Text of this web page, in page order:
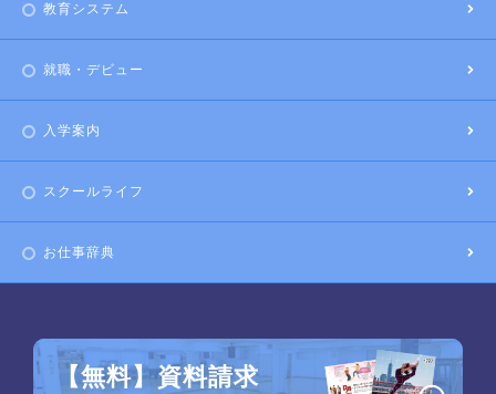
教育システム
就職・デビュー
入学案内
スクールライフ
お仕事辞典
【無料】資料請求